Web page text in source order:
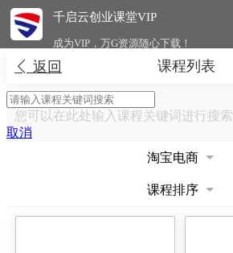
千启云创业课堂VIP
成为VIP，万G资源随心下载！
 返回 课程列表
您可以在此处输入课程关键词进行搜索
取消
淘宝电商
课程排序